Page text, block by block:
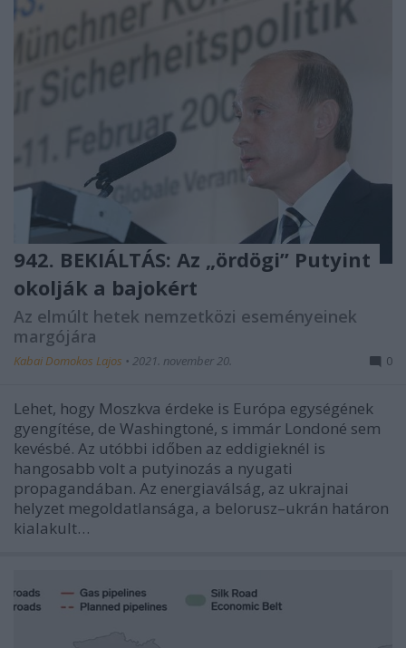
942. BEKIÁLTÁS: Az „ördögi” Putyint
okolják a bajokért
Az elmúlt hetek nemzetközi eseményeinek
margójára
Kabai Domokos Lajos • 2021. november 20. 0
Lehet, hogy Moszkva érdeke is Európa egységének
gyengítése, de Washingtoné, s immár Londoné sem
kevésbé. Az utóbbi időben az eddigieknél is
hangosabb volt a putyinozás a nyugati
propagandában. Az energiaválság, az ukrajnai
helyzet megoldatlansága, a belorusz–ukrán határon
kialakult…